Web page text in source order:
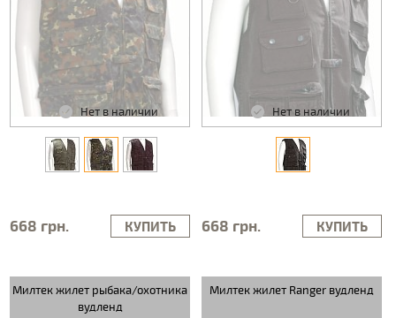
Нет в наличии
668 грн. КУПИТЬ
Нет в наличии
668 грн. КУПИТЬ
Милтек жилет рыбака/охотника
вудленд
Милтек жилет Ranger вудленд